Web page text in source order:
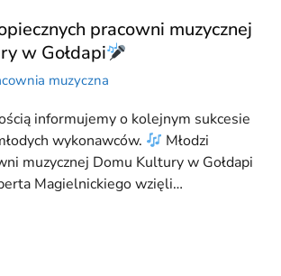
pracowni muzycznej
w Gołdapi
muzyczna
informujemy o kolejnym sukcesie
wykonawców.
Młodzi
muzycznej Domu Kultury w Gołdapi
Magielnickiego wzięli…